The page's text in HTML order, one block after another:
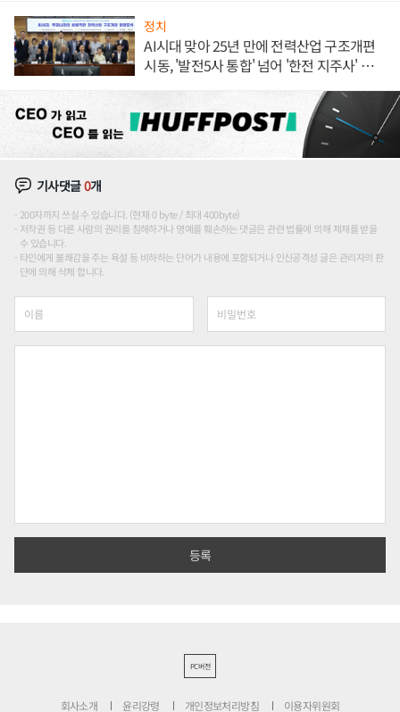
정치
AI시대 맞아 25년 만에 전력산업 구조개편
시동, '발전5사 통합' 넘어 '한전 지주사' 재편
기사댓글0개
200자까지 쓰실 수 있습니다. (현재 0 byte / 최대 400byte)
저작권 등 다른 사람의 권리를 침해하거나 명예를 훼손하는 댓글은 관련 법률에 의해 제재를 받을
수 있습니다.
타인에게 불쾌감을 주는 욕설 등 비하하는 단어가 내용에 포함되거나 인신공격성 글은 관리자의 판
단에 의해 삭제 합니다.
PC버전
회사소개 윤리강령 개인정보처리방침 이용자위원회